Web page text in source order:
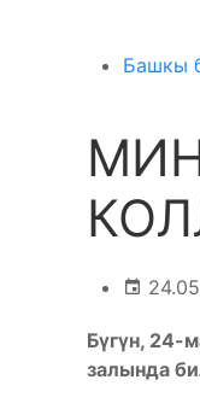
Башкы
Бүгүн, 24-
залында